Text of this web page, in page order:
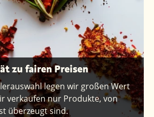
zu fairen Preisen
legen wir großen Wert
verkaufen nur Produkte, von
überzeugt sind.